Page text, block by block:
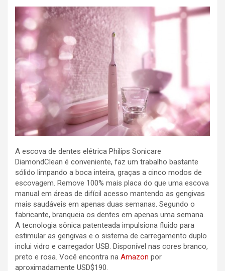
A escova de dentes elétrica Philips Sonicare
DiamondClean é conveniente, faz um trabalho bastante
sólido limpando a boca inteira, graças a cinco modos de
escovagem. Remove 100% mais placa do que uma escova
manual em áreas de difícil acesso mantendo as gengivas
mais saudáveis ​​em apenas duas semanas. Segundo o
fabricante, branqueia os dentes em apenas uma semana.
A tecnologia sônica patenteada impulsiona fluido para
estimular as gengivas e o sistema de carregamento duplo
inclui vidro e carregador USB. Disponível nas cores branco,
preto e rosa. Você encontra na Amazon por
aproximadamente USD$190.